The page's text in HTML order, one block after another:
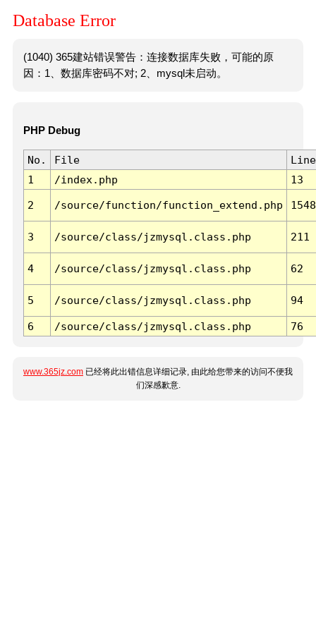
Database Error
(1040) 365建站错误警告：连接数据库失败，可能的原
因：1、数据库密码不对; 2、mysql未启动。
PHP Debug
No. File
Line
1
/index.php 13
2 /source/function/function_extend.php 1548
3 /source/class/jzmysql.class.php 211
4 /source/class/jzmysql.class.php 62
5 /source/class/jzmysql.class.php 94
6 /source/class/jzmysql.class.php 76
www.365jz.com 已经将此出错信息详细记录, 由此给您带来的访问不便我
们深感歉意.